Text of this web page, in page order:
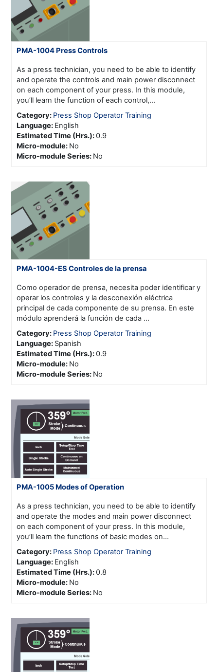
PMA-1004 Press Controls
As a press technician, you need to be able to identify
and operate the controls and main power disconnect
on each component of your press. In this module,
you’ll learn the function of each control,...
Category: Press Shop Operator Training
Language: English
Estimated Time (Hrs.):0.9
Micro-module: No
Micro-module Series: No
PMA-1004-ES Controles de la prensa
Como operador de prensa, necesita poder identificar y
operar los controles y la desconexión eléctrica
principal de cada componente de su prensa. En este
módulo aprenderá la función de cada ...
Category: Press Shop Operator Training
Language: Spanish
Estimated Time (Hrs.):0.9
Micro-module: No
Micro-module Series: No
PMA-1005 Modes of Operation
As a press technician, you need to be able to identify
and operate the modes and main power disconnect
on each component of your press. In this module,
you’ll learn the functions of basic modes on...
Category: Press Shop Operator Training
Language: English
Estimated Time (Hrs.):0.8
Micro-module: No
Micro-module Series: No